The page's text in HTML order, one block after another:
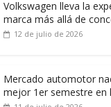
Volkswagen lleva la
marca más allá de
12 de julio de 2026
Mercado automotor
mejor 1er semestre en